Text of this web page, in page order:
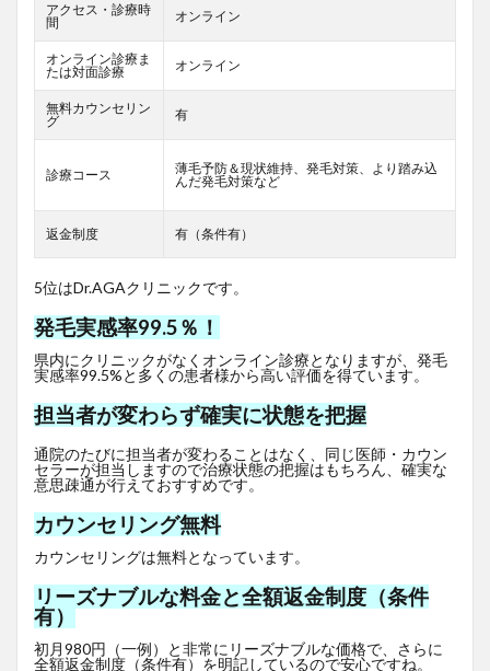
アクセス・診療時
間
オンライン
オンライン診療ま
たは対面診療
オンライン
無料カウンセリン
グ
有
診療コース
薄毛予防＆現状維持、発毛対策、より踏み込
んだ発毛対策など
返金制度 有（条件有）
5位はDr.AGAクリニックです。
発毛実感率99.5％！
県内にクリニックがなくオンライン診療となりますが、発毛
実感率99.5%と多くの患者様から高い評価を得ています。
担当者が変わらず確実に状態を把握
通院のたびに担当者が変わることはなく、同じ医師・カウン
セラーが担当しますので治療状態の把握はもちろん、確実な
意思疎通が行えておすすめです。
カウンセリング無料
カウンセリングは無料となっています。
リーズナブルな料金と全額返金制度（条件
有）
初月980円（一例）と非常にリーズナブルな価格で、さらに
全額返金制度（条件有）を明記しているので安心ですね。